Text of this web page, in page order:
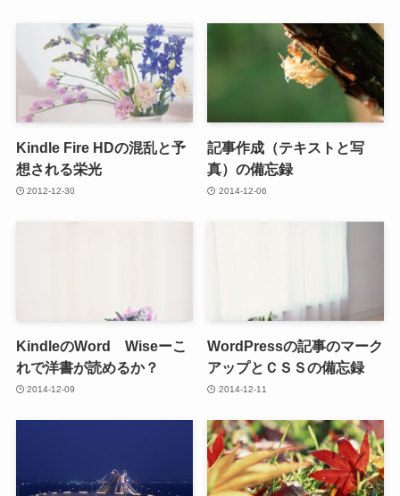
Kindle Fire HDの混乱と予
想される栄光
2012-12-30
記事作成（テキストと写
真）の備忘録
2014-12-06
KindleのWord Wiseーこ
れで洋書が読めるか？
2014-12-09
WordPressの記事のマーク
アップとＣＳＳの備忘録
2014-12-11